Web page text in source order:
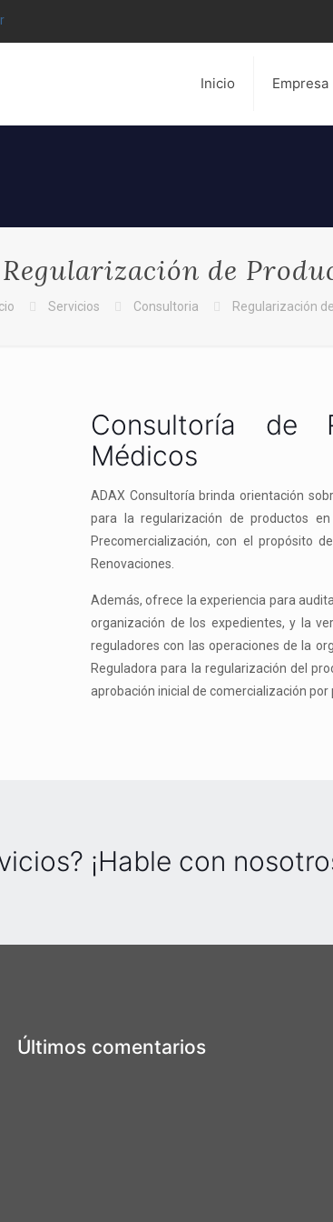
Inicio Empresa
Regularización de
Servicios Consultoria Regularización
Consultoría de
Médicos
ADAX Consultoría brinda orientación
para la regularización de productos
Precomercialización, con el propósito
Renovaciones.
Además, ofrece la experiencia para
organización de los expedientes, y la
reguladores con las operaciones de la
Reguladora para la regularización del
aprobación inicial de comercialización por
¡Hable con
Últimos comentarios